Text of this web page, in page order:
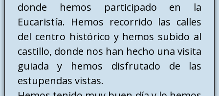
donde hemos participado en la
Eucaristía. Hemos recorrido las calles
del centro histórico y hemos subido al
castillo, donde nos han hecho una visita
guiada y hemos disfrutado de las
estupendas vistas.